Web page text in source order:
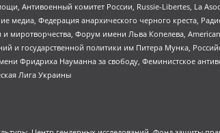
Антивоенный комитет России, Russie-Libertes, La
Федерация анархического черного креста,
Форум имени Льва Копелева,
государственной политики им Питера Мунка,
Фридриха Науманна за свободу, Феминистское
Лига Украины